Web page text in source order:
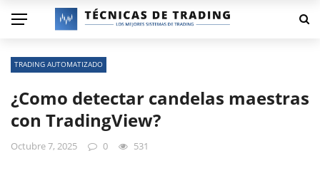
TRADING AUTOMATIZADO
¿Como detectar candelas maestras
con TradingView?
Octubre 7, 2025 0 531